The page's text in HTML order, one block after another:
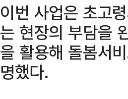
이번 사업은 초고
는 현장의 부담을
을 활용해 돌봄서
명했다.